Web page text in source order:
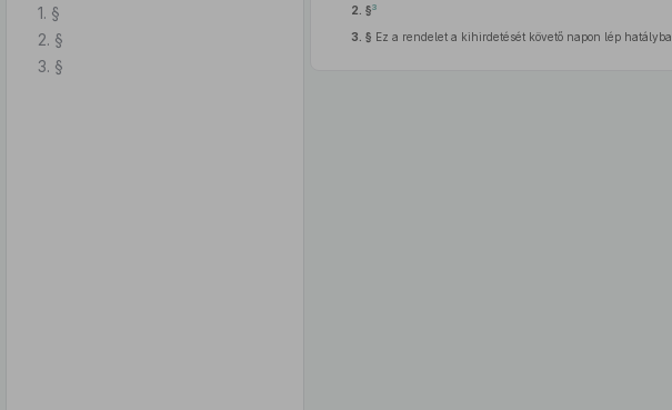
1. §
2. §
3. §
2. §3
3. § Ez a rendelet a kihirdetését követő napon lép hatályba.